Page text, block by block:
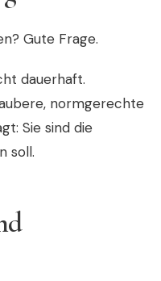
Gute Frage.
dauerhaft.
normgerechte
Sie sind die
soll.